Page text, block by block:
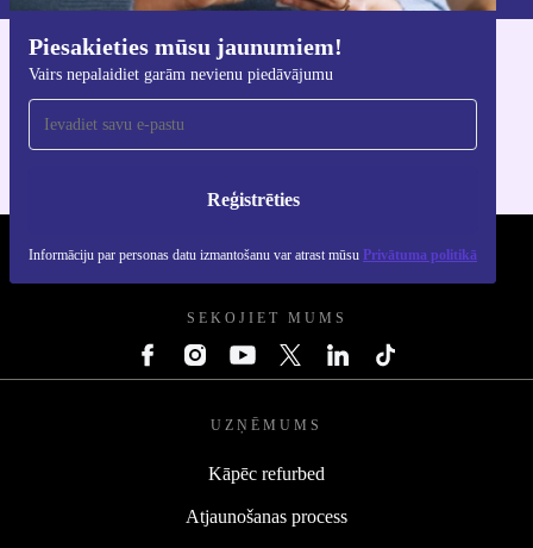
Piesakieties mūsu jaunumiem!
Vairs nepalaidiet garām nevienu piedāvājumu
Reģistrēties
Informāciju par personas datu izmantošanu var atrast mūsu Privātuma politikā
Lejupielādējiet refurbed lietotni
iOS un Android ierīcēm
REFURBED - RETHINK NEW.
SEKOJIET MUMS
UZŅĒMUMS
Kāpēc refurbed
Atjaunošanas process